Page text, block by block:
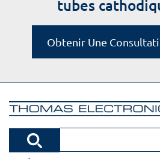
tubes
Obtenir Une